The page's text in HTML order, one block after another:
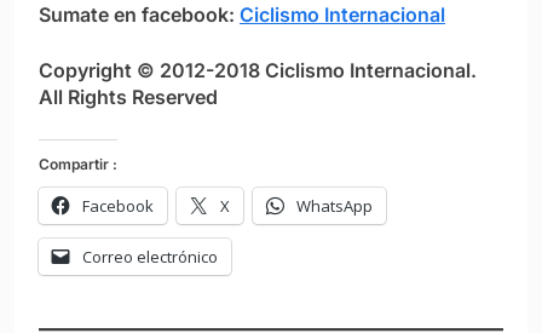
Sumate en facebook: Ciclismo Internacional
Copyright © 2012-2018 Ciclismo Internacional.
All Rights Reserved
Compartir :
Facebook X WhatsApp
Correo electrónico